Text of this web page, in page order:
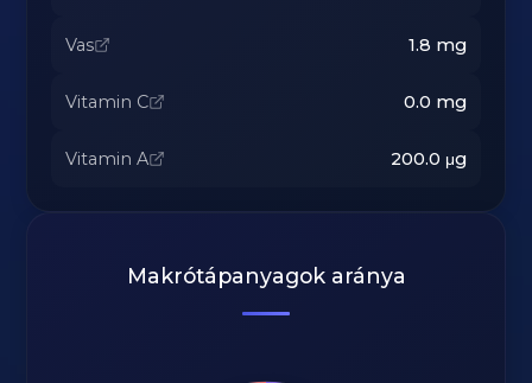
Vas 1.8 mg
Vitamin C 0.0 mg
Vitamin A 200.0 μg
Makrótápanyagok aránya